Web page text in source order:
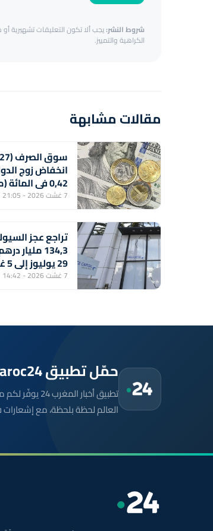
شروط النشر:يجب ألا تكون التعليقات تشهيرية
الكراهية والتمييز.
مقالات مشابهة
انخفاض زوج
0,42 في المائة (مركز أبحاث)
7 غشت 2026 - 21:05
تراجع عجز
134,3
(مركز أبحاث)
7 غشت 2026 - 14:42
حمّل تطبيق Maroc24، أخبار المغرب تصلك أولاً
تطبيق أخبار
العالم لحظة بلحظة، مع